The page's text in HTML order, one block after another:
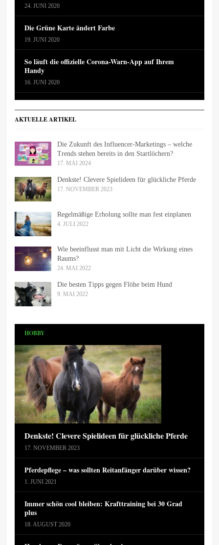
24. JUNI 2020
Die Grüne Karte ändert Farbe
19. JUNI 2020
So läuft die offizielle Corona-Warn-App auf Ihrem
Handy
16. JUNI 2020
AKTUELLE ARTIKEL
Die Zukunft des Influencer-Marketings – welche
Trends stehen bereits in den Startlöchern?
17. MAI 2024
Denkste! Clevere Spielideen für glückliche Pferde
17. NOVEMBER 2023
Regelmäßige Erholung sollte man fest einplanen
4. JULI 2022
Wie beeinflusst man mit Licht die Wirkung eines
Raums?
24. MAI 2022
Die besten Tipps gegen Flöhe beim Hund
9. MAI 2022
HOBBY
Denkste! Clevere Spielideen für glückliche Pferde
17. NOVEMBER 2023
Pferdepflege – was sollten Reitanfänger darüber wissen?
1. JUNI 2021
Immer schön cool bleiben: Krafttraining bei 30 Grad
plus
18. AUGUST 2020